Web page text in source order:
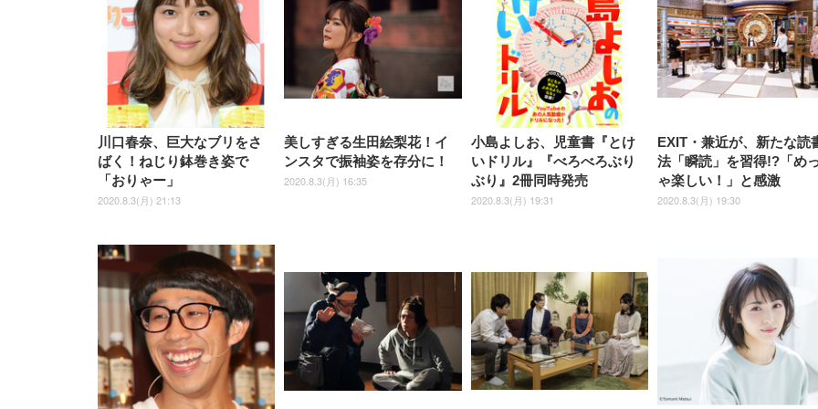
川口春奈、巨大なブリをさ
ばく！ねじり鉢巻き姿で
「おりゃー」
2020.8.3(月) 21:13
美しすぎる生田絵梨花！イ
ンスタで振袖姿を存分に！
2020.8.3(月) 16:35
小島よしお、児童書『とけ
いドリル』『べろべろぶり
ぶり』2冊同時発売
2020.8.3(月) 19:31
EXIT・兼近が、新たな読
法「瞬読」を習得!?「め
ゃ楽しい！」と感激
2020.8.3(月) 19:30